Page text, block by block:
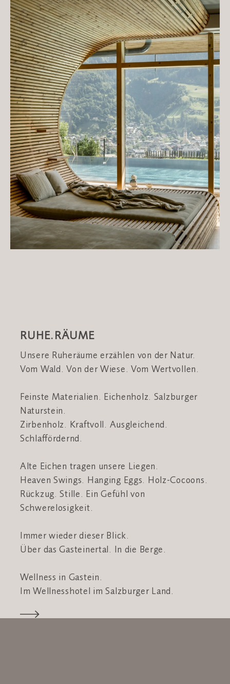
RUHE.RÄUME
Unsere Ruheräume erzählen von der Natur.
Vom Wald. Von der Wiese. Vom Wertvollen.
Feinste Materialien. Eichenholz. Salzburger
Naturstein.
Zirbenholz. Kraftvoll. Ausgleichend.
Schlaffördernd.
Alte Eichen tragen unsere Liegen.
Heaven Swings. Hanging Eggs. Holz-Cocoons.
Rückzug. Stille. Ein Gefühl von
Schwerelosigkeit.
Immer wieder dieser Blick.
Über das Gasteinertal. In die Berge.
Wellness in Gastein.
Im Wellnesshotel im Salzburger Land.